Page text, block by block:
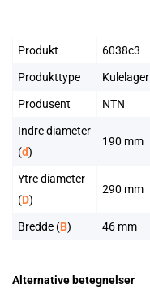
Produkt 6038c3
Produkttype Kulelager
Produsent NTN
Indre diameter
(d)
190 mm
Ytre diameter
(D)
290 mm
Bredde (B) 46 mm
Alternative betegnelser